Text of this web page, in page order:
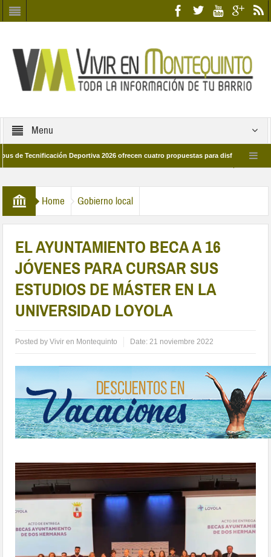
Menu
Deportiva 2026 ofrecen cuatro propuestas para disfrutar del deporte
Home Gobierno local
EL AYUNTAMIENTO BECA A 16
JÓVENES PARA CURSAR SUS
ESTUDIOS DE MÁSTER EN LA
UNIVERSIDAD LOYOLA
Posted byVivir en Montequinto Date:21 noviembre 2022